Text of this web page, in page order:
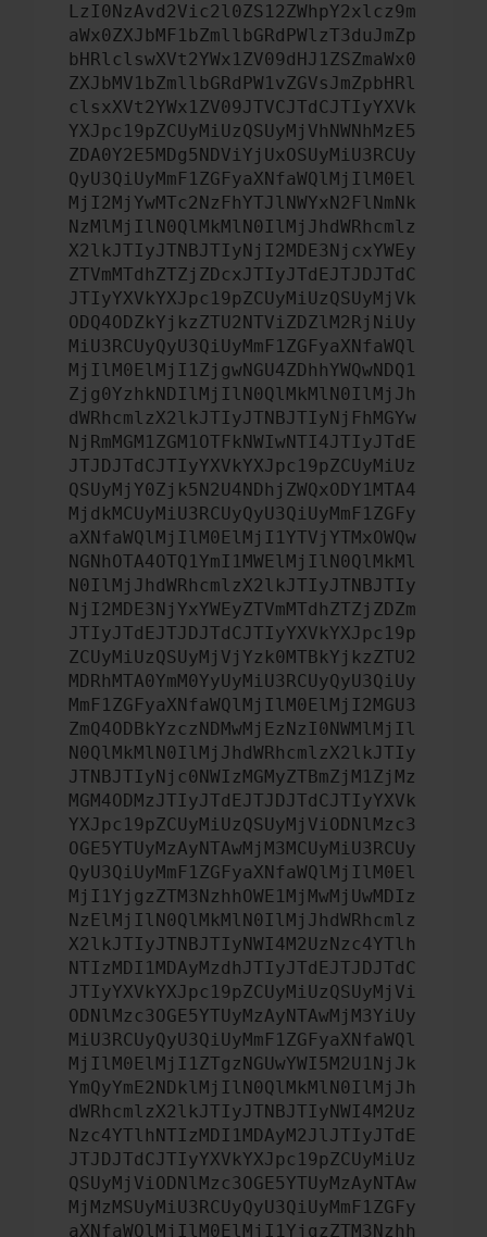
LzI0NzAvd2Vic2l0ZS12ZWhpY2xlcz9m
aWx0ZXJbMF1bZmllbGRdPWlzT3duJmZp
bHRlclswXVt2YWx1ZV09dHJ1ZSZmaWx0
ZXJbMV1bZmllbGRdPW1vZGVsJmZpbHRl
clsxXVt2YWx1ZV09JTVCJTdCJTIyYXVk
YXJpc19pZCUyMiUzQSUyMjVhNWNhMzE5
ZDA0Y2E5MDg5NDViYjUxOSUyMiU3RCUy
QyU3QiUyMmF1ZGFyaXNfaWQlMjIlM0El
MjI2MjYwMTc2NzFhYTJlNWYxN2FlNmNk
NzMlMjIlN0QlMkMlN0IlMjJhdWRhcmlz
X2lkJTIyJTNBJTIyNjI2MDE3NjcxYWEy
ZTVmMTdhZTZjZDcxJTIyJTdEJTJDJTdC
JTIyYXVkYXJpc19pZCUyMiUzQSUyMjVk
ODQ4ODZkYjkzZTU2NTViZDZlM2RjNiUy
MiU3RCUyQyU3QiUyMmF1ZGFyaXNfaWQl
MjIlM0ElMjI1ZjgwNGU4ZDhhYWQwNDQ1
Zjg0YzhkNDIlMjIlN0QlMkMlN0IlMjJh
dWRhcmlzX2lkJTIyJTNBJTIyNjFhMGYw
NjRmMGM1ZGM1OTFkNWIwNTI4JTIyJTdE
JTJDJTdCJTIyYXVkYXJpc19pZCUyMiUz
QSUyMjY0Zjk5N2U4NDhjZWQxODY1MTA4
MjdkMCUyMiU3RCUyQyU3QiUyMmF1ZGFy
aXNfaWQlMjIlM0ElMjI1YTVjYTMxOWQw
NGNhOTA4OTQ1YmI1MWElMjIlN0QlMkMl
N0IlMjJhdWRhcmlzX2lkJTIyJTNBJTIy
NjI2MDE3NjYxYWEyZTVmMTdhZTZjZDZm
JTIyJTdEJTJDJTdCJTIyYXVkYXJpc19p
ZCUyMiUzQSUyMjVjYzk0MTBkYjkzZTU2
MDRhMTA0YmM0YyUyMiU3RCUyQyU3QiUy
MmF1ZGFyaXNfaWQlMjIlM0ElMjI2MGU3
ZmQ4ODBkYzczNDMwMjEzNzI0NWMlMjIl
N0QlMkMlN0IlMjJhdWRhcmlzX2lkJTIy
JTNBJTIyNjc0NWIzMGMyZTBmZjM1ZjMz
MGM4ODMzJTIyJTdEJTJDJTdCJTIyYXVk
YXJpc19pZCUyMiUzQSUyMjViODNlMzc3
OGE5YTUyMzAyNTAwMjM3MCUyMiU3RCUy
QyU3QiUyMmF1ZGFyaXNfaWQlMjIlM0El
MjI1YjgzZTM3NzhhOWE1MjMwMjUwMDIz
NzElMjIlN0QlMkMlN0IlMjJhdWRhcmlz
X2lkJTIyJTNBJTIyNWI4M2UzNzc4YTlh
NTIzMDI1MDAyMzdhJTIyJTdEJTJDJTdC
JTIyYXVkYXJpc19pZCUyMiUzQSUyMjVi
ODNlMzc3OGE5YTUyMzAyNTAwMjM3YiUy
MiU3RCUyQyU3QiUyMmF1ZGFyaXNfaWQl
MjIlM0ElMjI1ZTgzNGUwYWI5M2U1NjJk
YmQyYmE2NDklMjIlN0QlMkMlN0IlMjJh
dWRhcmlzX2lkJTIyJTNBJTIyNWI4M2Uz
Nzc4YTlhNTIzMDI1MDAyM2JlJTIyJTdE
JTJDJTdCJTIyYXVkYXJpc19pZCUyMiUz
QSUyMjViODNlMzc3OGE5YTUyMzAyNTAw
MjMzMSUyMiU3RCUyQyU3QiUyMmF1ZGFy
aXNfaWQlMjIlM0ElMjI1YjgzZTM3Nzhh